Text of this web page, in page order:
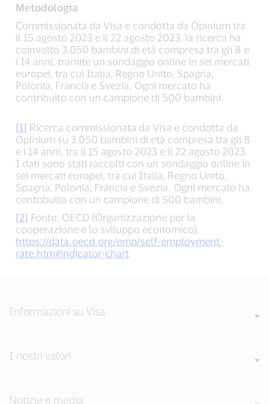
Metodologia
Commissionata da Visa e condotta da Opinium tra
il 15 agosto 2023 e il 22 agosto 2023, la ricerca ha
coinvolto 3.050 bambini di età compresa tra gli 8 e
i 14 anni, tramite un sondaggio online in sei mercati
europei, tra cui Italia, Regno Unito, Spagna,
Polonia, Francia e Svezia. Ogni mercato ha
contribuito con un campione di 500 bambini.
[1] Ricerca commissionata da Visa e condotta da
Opinium su 3.050 bambini di età compresa tra gli 8
e i 14 anni, tra il 15 agosto 2023 e il 22 agosto 2023.
I dati sono stati raccolti con un sondaggio online in
sei mercati europei, tra cui Italia, Regno Unito,
Spagna, Polonia, Francia e Svezia. Ogni mercato ha
contribuito con un campione di 500 bambini.
[2] Fonte: OECD (Organizzazione per la
cooperazione e lo sviluppo economico),
https://data.oecd.org/emp/self-employment-
rate.htm#indicator-chart
Informazioni su Visa
I nostri valori
Notizie e media